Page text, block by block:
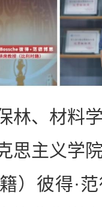
、材料学
思主义学
）彼得·